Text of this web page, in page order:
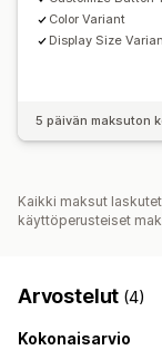
Color Variant
Display Size
5 päivän maksuton
Kaikki maksut
käyttöperusteiset
Arvostelut (4)
Kokonaisarvio